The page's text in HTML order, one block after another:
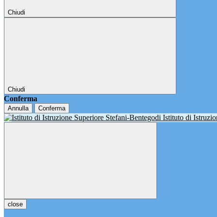
Chiudi
Chiudi
Conferma
Annulla Conferma
Istituto di
close